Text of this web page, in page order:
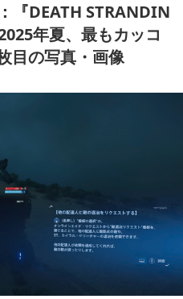
『DEATH STRANDIN
年夏、最もカッコ
目の写真・画像